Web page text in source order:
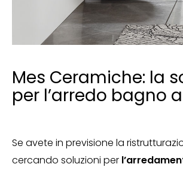
Mes Ceramiche: la
per l’arredo bagno
Se avete in previsione la
cercando soluzioni per